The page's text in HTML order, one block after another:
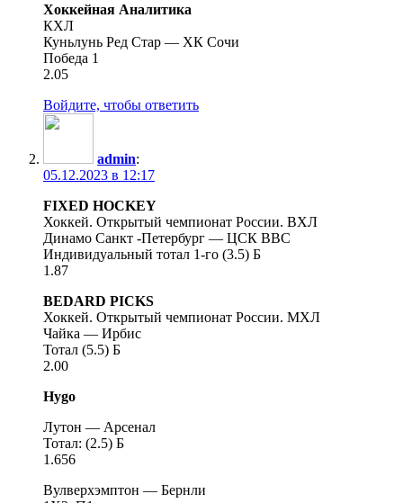
Хоккейная Аналитика
КХЛ
Куньлунь Ред Стар — ХК Сочи
Победа 1
2.05
Войдите, чтобы ответить
admin:
05.12.2023 в 12:17
FIXED HOCKEY
Хоккей. Открытый чемпионат России. ВХЛ
Динамо Санкт -Петербург — ЦСК ВВС
Индивидуальный тотал 1-го (3.5) Б
1.87
BEDARD PICKS
Хоккей. Открытый чемпионат России. МХЛ
Чайка — Ирбис
Тотал (5.5) Б
2.00
Hygo
Лутон — Арсенал
Тотал: (2.5) Б
1.656
Вулверхэмптон — Бернли